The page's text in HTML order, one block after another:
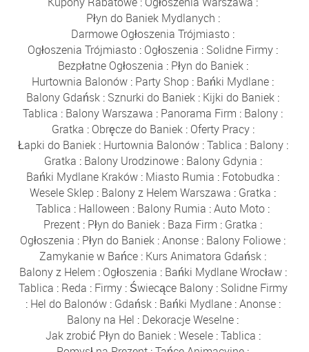
Płyn do Baniek Mydlanych :
Darmowe Ogłoszenia Trójmiasto :
Ogłoszenia Trójmiasto : Ogłoszenia : Solidne Firmy :
Bezpłatne Ogłoszenia : Płyn do Baniek:
Hurtownia Balonów : Party Shop : Bańki Mydlane :
Balony Gdańsk : Sznurki do Baniek : Kijki do Baniek :
Tablica : Balony Warszawa : Panorama Firm : Balony :
Gratka : Obręcze do Baniek: Oferty Pracy:
Łapki do Baniek: Hurtownia Balonów:Tablica : Balony:
Gratka : Balony Urodzinowe: Balony Gdynia :
Bańki Mydlane Kraków : Miasto Rumia : Fotobudka :
Wesele Sklep : Balony z Helem Warszawa : Gratka :
Tablica : Halloween : Balony Rumia :Auto Moto :
Prezent : Płyn do Baniek : Baza Firm : Gratka :
Ogłoszenia : Płyn do Baniek :Anonse : Balony Foliowe :
Zamykanie w Bańce : Kurs Animatora Gdańsk :
Balony z Helem : Ogłoszenia : Bańki Mydlane Wrocław:
Tablica : Reda : Firmy: Świecące Balony: Solidne Firmy
: Hel do Balonów: Gdańsk: Bańki Mydlane:Anonse:
Balony na Hel : Dekoracje Weselne :
Jak zrobić Płyn do Baniek:Wesele:Tablica :